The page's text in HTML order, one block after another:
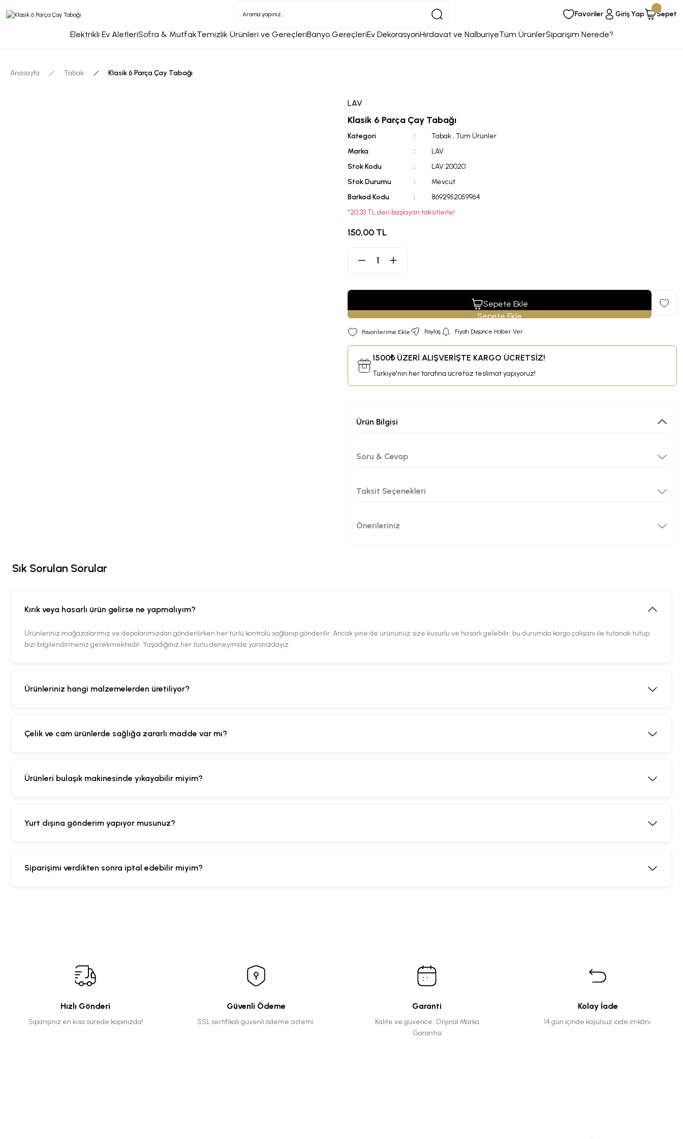
Favoriler Giriş Yap Sepet
Elektrikli Ev AletleriSofra & MutfakTemizlik Ürünleri ve GereçleriBanyo GereçleriEv DekorasyonHırdavat ve NalburiyeTüm ÜrünlerSiparişim Nerede?
Anasayfa Tabak Klasik 6 Parça Çay Tabağı
LAV
Klasik 6 Parça Çay Tabağı
Kategori Tabak , Tüm Ürünler
Marka
LAV
Stok Kodu
LAV 20020
Stok Durumu
Mevcut
Barkod Kodu
8692952059964
*20,33 TL den başlayan taksitlerle!
150,00 TL
Sepete Ekle
Paylaş Fiyatı Düşünce Haber Ver
1500₺ ÜZERİ ALIŞVERİŞTE KARGO ÜCRETSİZ!
Türkiye'nin her tarafına ücretsiz teslimat yapıyoruz!
Ürün Bilgisi
Soru & Cevap
Taksit Seçenekleri
Önerileriniz
Sık Sorulan Sorular
Kırık veya hasarlı ürün gelirse ne yapmalıyım?
Ürünleriniz mağazalarımız ve depolarımızdan gönderilirken her türlü kontrolü sağlanıp gönderilir. Ancak yine de ürününüz size kusurlu ve hasarlı gelebilir, bu durumda kargo çalışanı ile tutanak tutup
bizi bilgilendirmeniz gerekmektedir. Yaşadığınız her türlü deneyimde yanınızdayız.
Ürünleriniz hangi malzemelerden üretiliyor?
Çelik ve cam ürünlerde sağlığa zararlı madde var mı?
Ürünleri bulaşık makinesinde yıkayabilir miyim?
Yurt dışına gönderim yapıyor musunuz?
Siparişimi verdikten sonra iptal edebilir miyim?
Hızlı Gönderi
Siparişiniz en kısa sürede kapınızda!
Güvenli Ödeme
SSL sertifikalı güvenli ödeme sistemi.
Garanti
Kalite ve güvence: Orijinal Marka
Garantisi
Kolay İade
14 gün içinde koşulsuz iade imkânı.